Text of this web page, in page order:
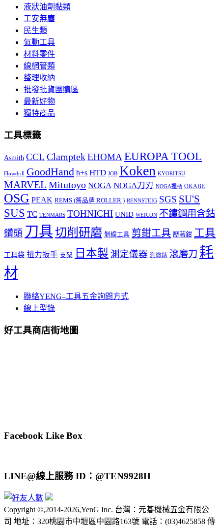
液狀油劑黏類
工安無塵
民生類
氣動工具
材料零件
線網管類
整理收納
批發批貨團購區
最新好物
獨特商品
工具標籤
Asmith CCL ClamptekEHOMAEUROPA TOOL
Flowdrill GoodHand h+s HTD JOB Koken KYORITSU
MARVEL Mitutoyo NOGA NOGA刀刃 NOGA握柄 OKABE
OSG PEAK REMS (舊品牌 ROLLER ) RENNSTEIG SGS SU'S
SUS TC TENMARS TOHNICHI UNID WEICON 不鏽鋼用含鈷
鑽頭 刀具切削研磨 剝線工具 剪鉗工具 壓著鉗 工具
工具袋 扭力扳手 支架 日本製 測定儀器 測微錶 滾磨刀 耗
材
聯絡YENG–工具五金詢問方式
線上型錄
好工具商店街地圖
Facebook Like Box
LINE@線上服務 ID：@TEN9928H
Copyright ©,2014-2026,YenG Inc. 台灣：元碁機械五金有限公
司 地址：320桃園市中壢區中園路163號 電話：(03)4625858 傳